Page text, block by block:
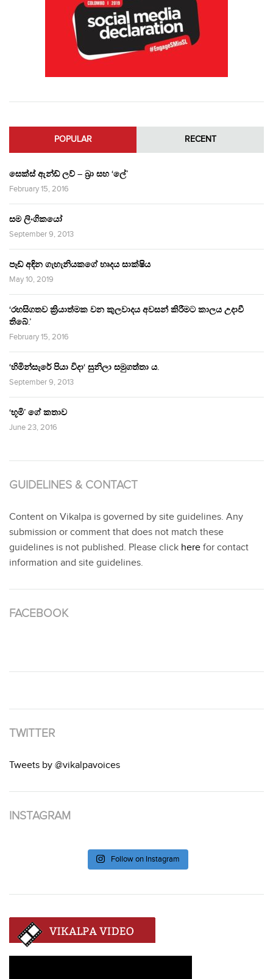
POPULAR RECENT
සෙක්ස් ඇන්ඩ් ලව් – බ්‍රා සහ ‘ලේ’
February 15, 2016
සම ලිංගිකයෝ
September 9, 2013
පෑඩ් අඳින ගැහැනියකගේ හෘදය සාක්ෂිය
May 10, 2019
‘රහසිගතව ක්‍රියාත්මක වන කුලවාදය අවසන් කිරීමට කාලය උදාවී
තිබේ.’
February 15, 2016
‘හිමින්සැරේ පියා විදා‘ සුනිලා සමුගත්තා ය.
September 9, 2013
‘භූමි’ ගේ කතාව
June 23, 2016
GUIDELINES & CONTACT
Content on Vikalpa is governed by site guidelines. Any
submission or comment that does not match these
guidelines is not published. Please click here for contact
information and site guidelines.
FACEBOOK
TWITTER
Tweets by @vikalpavoices
INSTAGRAM
Follow on Instagram